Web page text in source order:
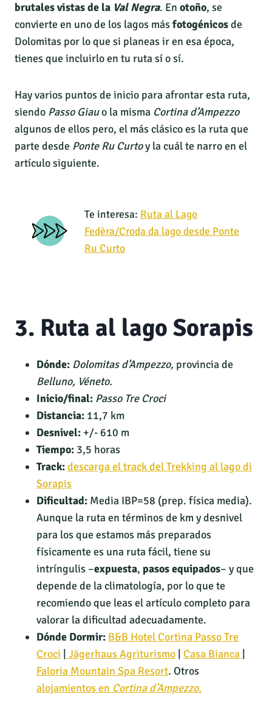
brutales vistas de la Val Negra. En otoño, se
convierte en uno de los lagos másfotogénicosde
Dolomitas por lo que si planeas ir en esa época,
tienes que incluirlo en tu ruta sí o sí.
Hay varios puntos de inicio para afrontar esta ruta,
siendo Passo Giauo la misma Cortina d’Ampezzo
algunos de ellos pero, el más clásico es la ruta que
parte desde Ponte Ru Curtoy la cuál te narro en el
artículo siguiente.
Te interesa: Ruta al Lago
Fedèra/Croda da lago desde Ponte
Ru Curto
3. Ruta al lago Sorapis
Dónde: Dolomitas d’Ampezzo, provincia de
Belluno, Véneto.
Inicio/final: Passo Tre Croci
Distancia: 11,7 km
Desnivel: +/- 610 m
Tiempo: 3,5 horas
Track:descarga el track del Trekking al lago di
Sorapis
Dificultad: Media IBP=58 (prep. física media).
Aunque la ruta en términos de km y desnivel
para los que estamos más preparados
físicamente es una ruta fácil, tiene su
intríngulis –expuesta, pasos equipados– y que
depende de la climatología, por lo que te
recomiendo que leas el artículo completo para
valorar la dificultad adecuadamente.
Dónde Dormir: B&B Hotel Cortina Passo Tre
Croci
Jägerhaus Agriturismo Casa Bianca
Faloria Mountain Spa Resort. Otros
alojamientos en Cortina d’Ampezzo.